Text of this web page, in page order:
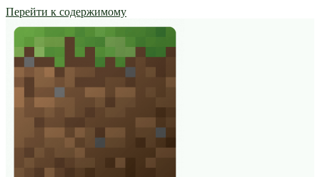
Перейти к содержимому